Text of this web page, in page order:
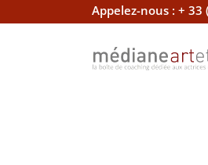
Appelez-nous :+ 33